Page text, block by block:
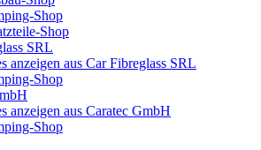
Shop
Shop
SRL
anzeigen aus Car Fibreglass SRL
Shop
anzeigen aus Caratec GmbH
Shop